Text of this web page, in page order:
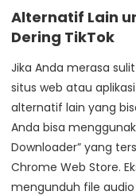
Alternatif Lain
Dering TikTok
Jika Anda merasa
situs web atau
alternatif lain yang
Anda bisa
Downloader” yang
Chrome Web Store.
mengunduh file